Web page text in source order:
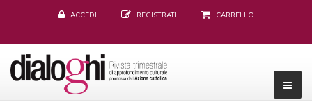
ACCEDI REGISTRATI CARRELLO